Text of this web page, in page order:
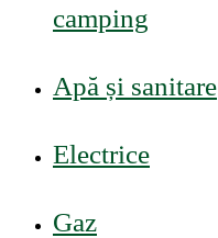
camping
Apă și sanitare
Electrice
Gaz